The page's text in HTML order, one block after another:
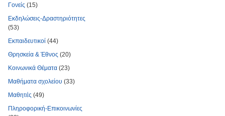
Γονείς (15)
Εκδηλώσεις-Δραστηριότητες
(53)
Εκπαιδευτικοί (44)
Θρησκεία & Έθνος (20)
Κοινωνικά Θέματα (23)
Μαθήματα σχολείου (33)
Μαθητές (49)
Πληροφορική-Επικοινωνίες